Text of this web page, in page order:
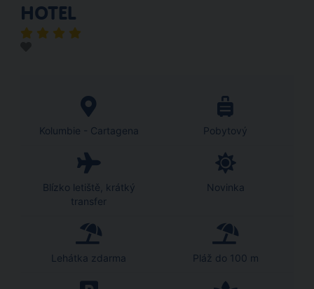
HOTEL
Kolumbie - Cartagena Pobytový
Blízko letiště, krátký
transfer
Novinka
Lehátka zdarma Pláž do 100 m